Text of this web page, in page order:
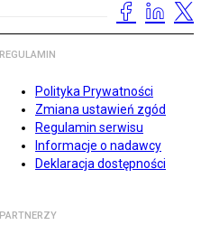
REGULAMIN
Polityka Prywatności
Zmiana ustawień zgód
Regulamin serwisu
Informacje o nadawcy
Deklaracja dostępności
PARTNERZY